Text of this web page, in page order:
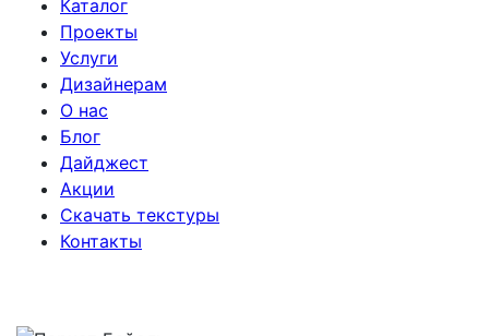
Каталог
Проекты
Услуги
Дизайнерам
О нас
Блог
Дайджест
Акции
Скачать текстуры
Контакты